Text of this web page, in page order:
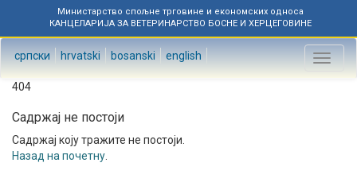
Министарство спољне трговине и економских односа
КАНЦЕЛАРИЈА ЗА ВЕТЕРИНАРСТВО БОСНЕ И ХЕРЦЕГОВИНЕ
српски hrvatski bosanski english
Toggle
404
Садржај не постоји
Садржај коју тражите не постоји.
Назад на почетну